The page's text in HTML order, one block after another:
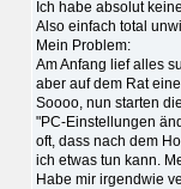
Ich habe absolut
Also einfach total
Mein Problem:
Am Anfang lief alles
aber auf dem Rat
Soooo, nun starten
"PC-Einstellungen
oft, dass nach dem
ich etwas tun kann.
Habe mir irgendwie